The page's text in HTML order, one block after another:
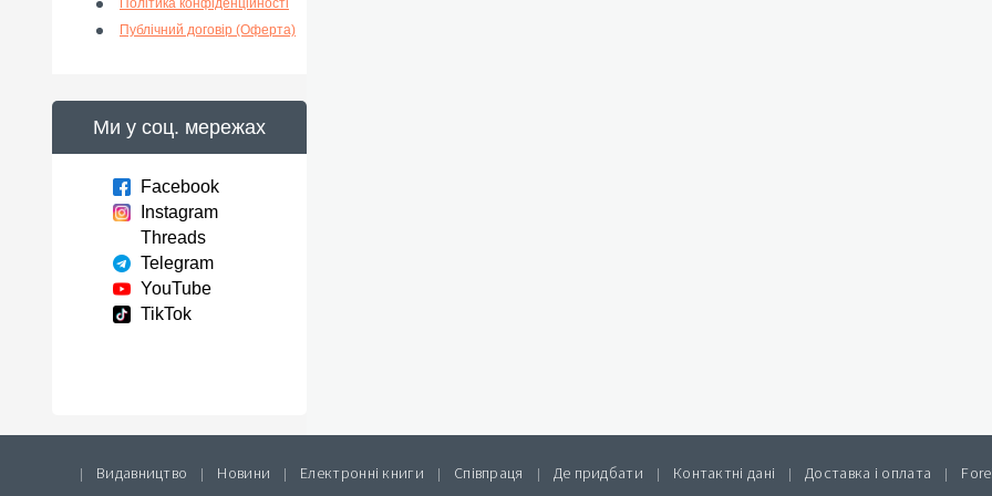
Політика конфіденційності
Публічний договір (Оферта)
Ми у соц. мережах
Facebook
Instagram
Threads
Telegram
YouTube
TikTok
| Видавництво | Новини | Електронні книги | Співпраця | Де придбати | Контактні дані | Доставка і оплата |